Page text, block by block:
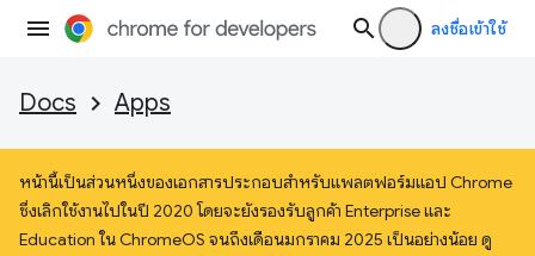
ลงชื่อเข้าใช้
Docs Apps
หน้านี้เป็นส่วนหนึ่งของเอกสารประกอบสำหรับแพลตฟอร์มแอป Chrome
ซึ่งเลิกใช้งานไปในปี 2020 โดยจะยังรองรับลูกค้า Enterprise และ
Education ใน ChromeOS จนถึงเดือนมกราคม 2025 เป็นอย่างน้อย ดู